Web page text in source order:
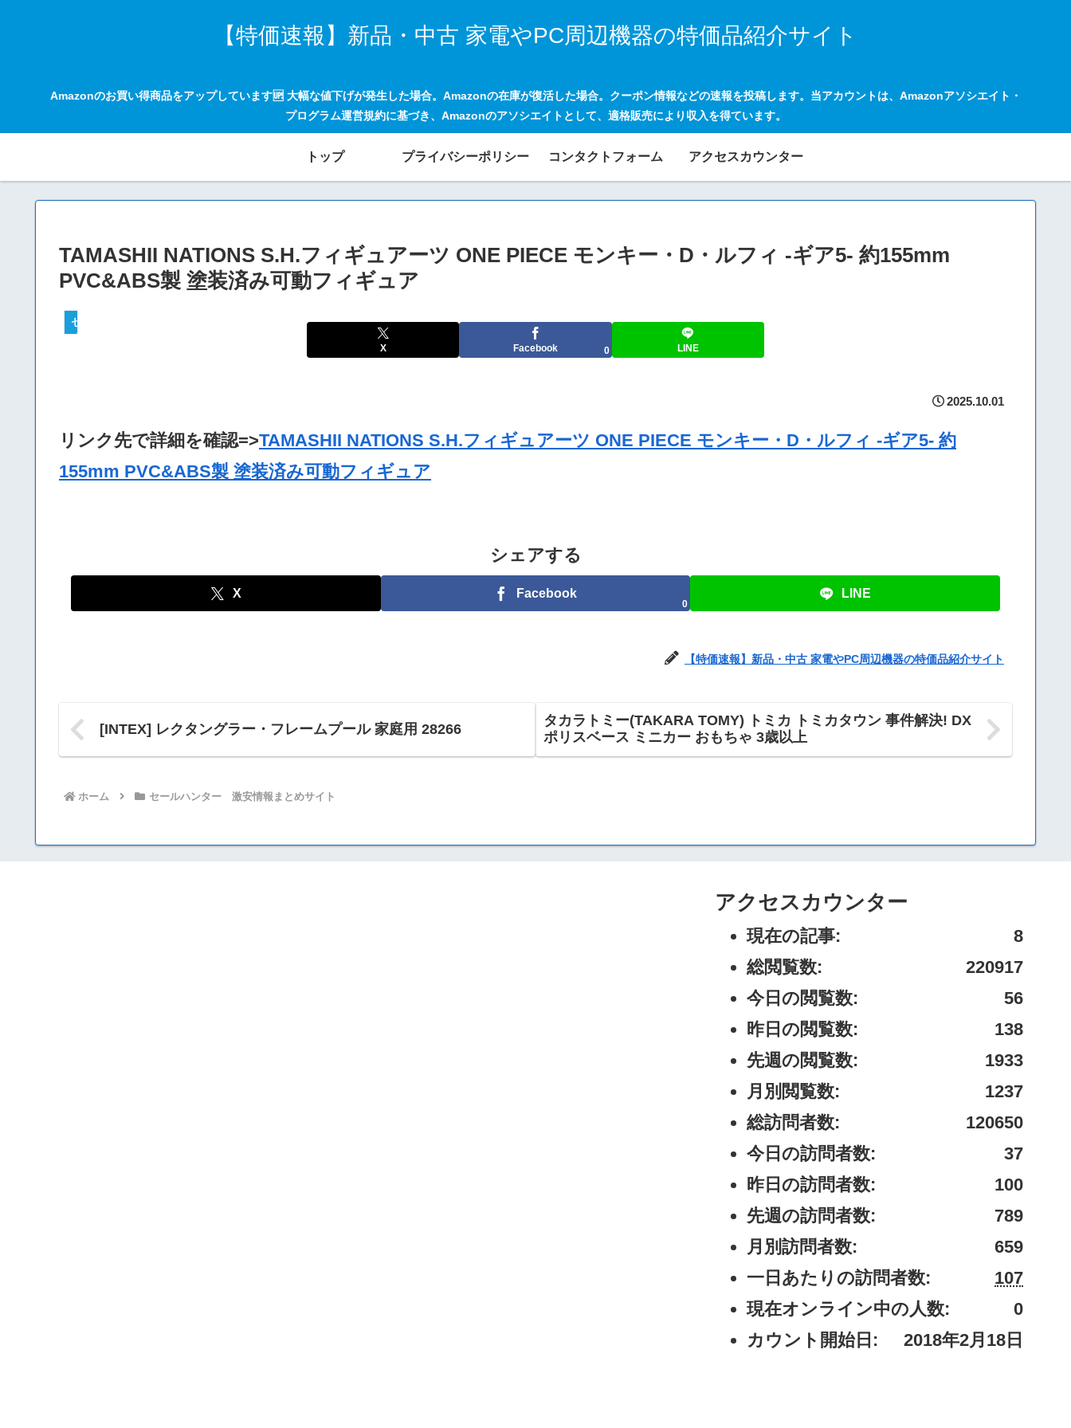
【特価速報】新品・中古 家電やPC周辺機器の特価品紹介サイト
Amazonのお買い得商品をアップしています🆙 大幅な値下げが発生した場合。Amazonの在庫が復活した場合。クーポン情報などの速報を投稿します。当アカウントは、Amazonアソシエイト・
プログラム運営規約に基づき、Amazonのアソシエイトとして、適格販売により収入を得ています。
トップ プライバシーポリシー コンタクトフォーム アクセスカウンター
TAMASHII NATIONS S.H.フィギュアーツ ONE PIECE モンキー・D・ルフィ -ギア5- 約155mm
PVC&ABS製 塗装済み可動フィギュア
セールハンター 激安情報まとめサイト
X Facebook 0 LINE
2025.10.01
リンク先で詳細を確認=>TAMASHII NATIONS S.H.フィギュアーツ ONE PIECE モンキー・D・ルフィ -ギア5- 約
155mm PVC&ABS製 塗装済み可動フィギュア
シェアする
X Facebook
0
LINE
【特価速報】新品・中古 家電やPC周辺機器の特価品紹介サイト
[INTEX] レクタングラー・フレームプール 家庭用 28266
タカラトミー(TAKARA TOMY) トミカ トミカタウン 事件解決! DX
ポリスベース ミニカー おもちゃ 3歳以上
ホーム セールハンター 激安情報まとめサイト
アクセスカウンター
8
現在の記事:
220917
総閲覧数:
56
今日の閲覧数:
138
昨日の閲覧数:
1933
先週の閲覧数:
1237
月別閲覧数:
120650
総訪問者数:
37
今日の訪問者数:
100
昨日の訪問者数:
789
先週の訪問者数:
659
月別訪問者数:
107
一日あたりの訪問者数:
0
現在オンライン中の人数:
2018年2月18日
カウント開始日: